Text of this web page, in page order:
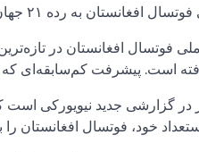
جهان و پنجمآسیا؛ نیویورک تایمز از نقش قهرمانی بازیکنان هزاره نوشت
فوتسال افغانستان در
است. پیشرفت کم‌سابقه‌ای
در گزارشی جدید نیویورکی است
خود، فوتسال